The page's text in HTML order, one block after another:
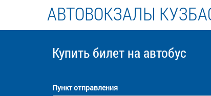
АВТОВОКЗАЛЫ
Купить билет на автобус
Пункт отправления